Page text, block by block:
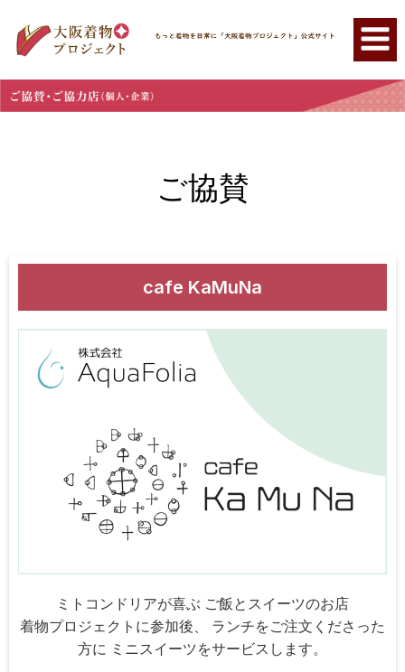
ご協賛
cafe KaMuNa
ミトコンドリアが喜ぶ ご飯とスイーツのお店
着物プロジェクトに参加後、 ランチをご注文くださった
方に ミニスイーツをサービスします。